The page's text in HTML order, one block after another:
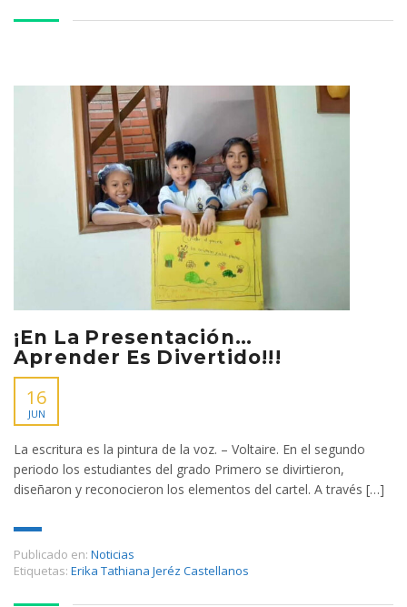
¡En La Presentación…
Aprender Es Divertido!!!
16
JUN
La escritura es la pintura de la voz. – Voltaire. En el segundo
periodo los estudiantes del grado Primero se divirtieron,
diseñaron y reconocieron los elementos del cartel. A través […]
Publicado en: Noticias
Etiquetas: Erika Tathiana Jeréz Castellanos